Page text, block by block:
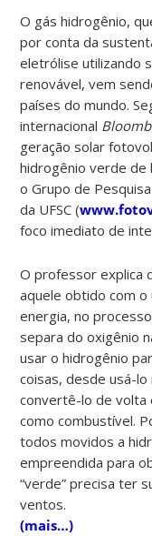
O gás hidrogênio,
por conta da
eletrólise utilizando
renovável, vem
países do mundo.
internacional
geração solar
hidrogênio verde de
o Grupo de
da UFSC (
foco imediato de
O professor explica
aquele obtido com
energia, no
separa do oxigênio
usar o hidrogênio
coisas, desde usá-lo
convertê-lo de volta
como combustível.
todos movidos a
empreendida para
“verde” precisa ter
ventos.
(mais…)